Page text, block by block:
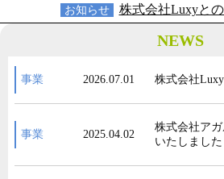
お知らせ 株式会社Luxyと
NEWS
事業 2026.07.01 株式会社
事業 2025.04.02
株式会社ア
いたしました